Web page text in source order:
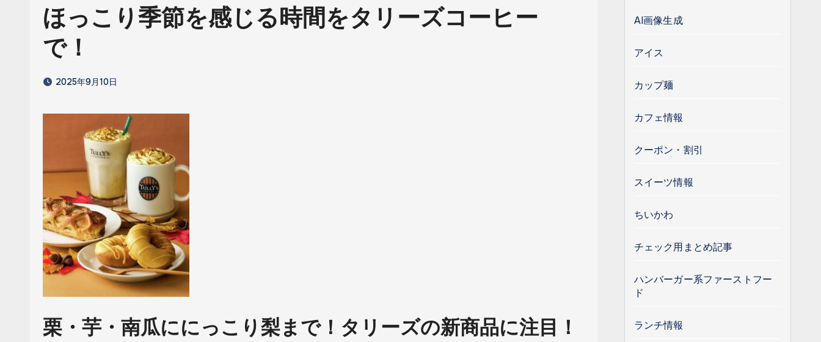
ほっこり季節を感じる時間をタリーズコーヒー
で！
2025年9月10日
栗・芋・南瓜ににっこり梨まで！タリーズの新商品に注目！
AI画像生成
アイス
カップ麺
カフェ情報
クーポン・割引
スイーツ情報
ちいかわ
チェック用まとめ記事
ハンバーガー系ファーストフー
ド
ランチ情報